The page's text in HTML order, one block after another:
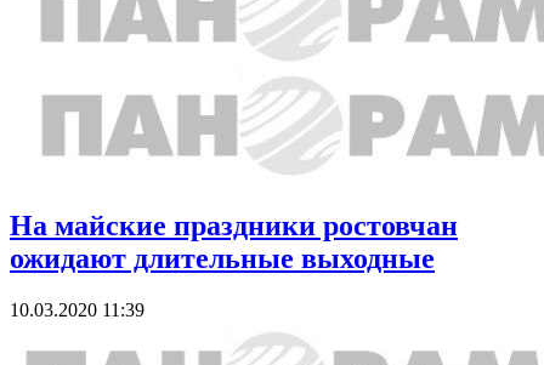
На майские праздники ростовчан
ожидают длительные выходные
10.03.2020 11:39